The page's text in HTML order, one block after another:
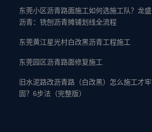
东莞小区沥青路面施工如何选施工队？龙盛
沥青：铣刨沥青摊铺划线全流程
东莞黄江星光村白改黑沥青工程施工
东莞园区沥青路面修复施工
旧水泥路改沥青路（白改黑）怎么施工才牢
固？6步法（完整版）